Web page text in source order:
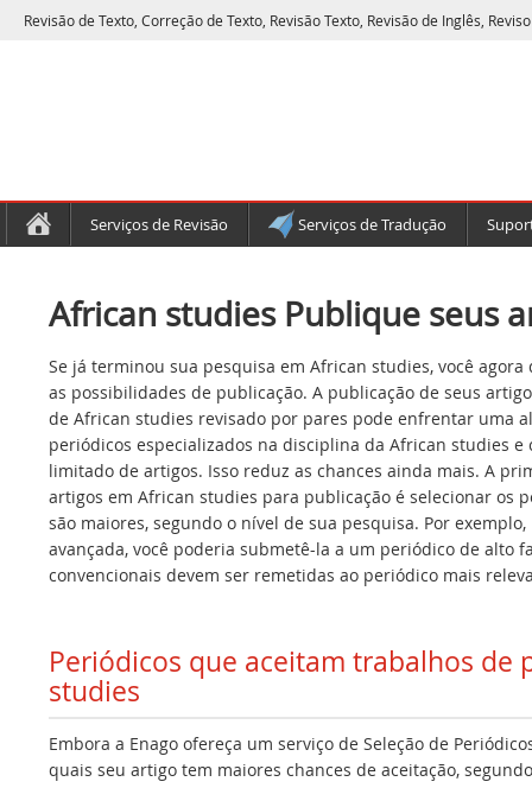
Revisão de Texto, Correção de Texto, Revisão Texto, Revisão de Inglês,
Serviços de Revisão Serviços de Tradução
African studies Publique seus
Se já terminou sua pesquisa em African studies, você
as possibilidades de publicação. A publicação de seus
de African studies revisado por pares pode enfrentar uma
periódicos especializados na disciplina da African studies
limitado de artigos. Isso reduz as chances ainda mais. A
artigos em African studies para publicação é selecionar os
são maiores, segundo o nível de sua pesquisa. Por
avançada, você poderia submetê-la a um periódico de alto
convencionais devem ser remetidas ao periódico mais
Periódicos que aceitam trabalhos de
studies
Embora a Enago ofereça um serviço de Seleção de
quais seu artigo tem maiores chances de aceitação,